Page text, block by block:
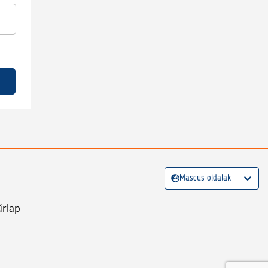
Mascus oldalak